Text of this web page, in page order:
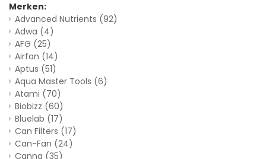
Merken:
Advanced Nutrients (92)
Adwa (4)
AFG (25)
Airfan (14)
Aptus (51)
Aqua Master Tools (6)
Atami (70)
Biobizz (60)
Bluelab (17)
Can Filters (17)
Can-Fan (24)
Canna (35)